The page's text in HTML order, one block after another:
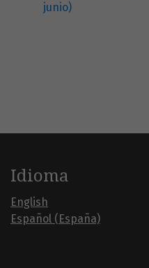
junio)
Idioma
English
Español (España)